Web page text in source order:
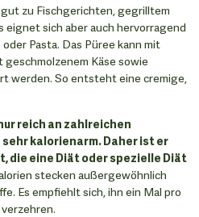
zu Fischgerichten, gegrilltem
eignet sich aber auch hervorragend
Pasta. Das Püree kann mit
Käse sowie
werden. So entsteht eine cremige,
reich an zahlreichen
kalorienarm. Daher ist er
die eine Diät oder spezielle Diät
stecken außergewöhnlich
Es empfiehlt sich, ihn ein Mal pro